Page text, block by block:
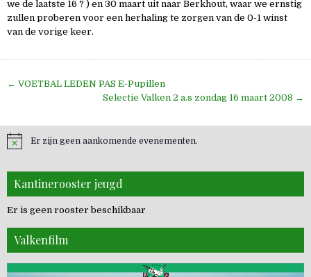
we de laatste 16 ? ) en 30 maart uit naar Berkhout, waar we ernstig
zullen proberen voor een herhaling te zorgen van de 0-1 winst
van de vorige keer.
Bericht
← VOETBAL LEDEN PAS E-Pupillen
Selectie Valken 2 a.s zondag 16 maart 2008 →
Er zijn geen aankomende evenementen.
Kantinerooster jeugd
Er is geen rooster beschikbaar
Valkenfilm